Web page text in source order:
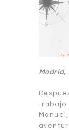
Madrid,